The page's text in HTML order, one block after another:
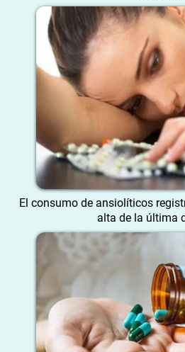
El consumo de ansiolíticos
alta de la última